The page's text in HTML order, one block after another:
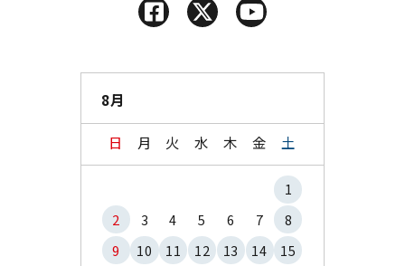
8月
日 月 火 水 木 金 土
1
2
3 4 5 6 7
8
9
10 11 12 13 14
15